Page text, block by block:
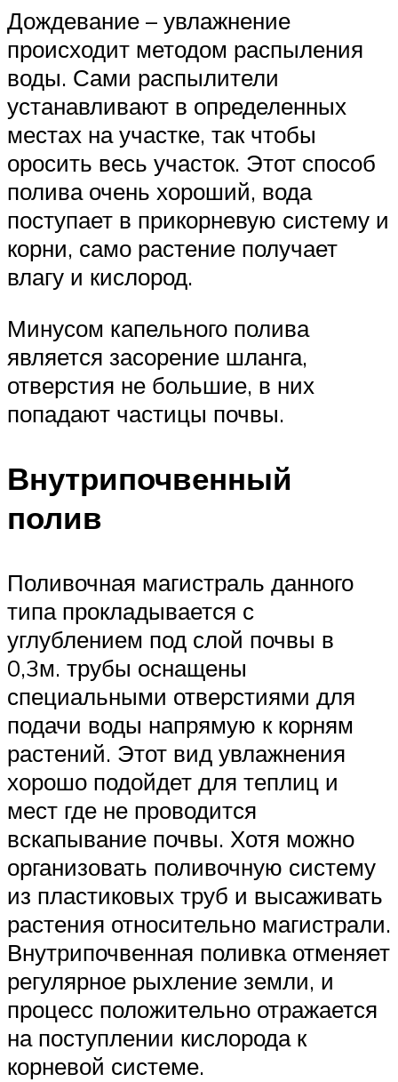
Дождевание – увлажнение
происходит методом распыления
воды. Сами распылители
устанавливают в определенных
местах на участке, так чтобы
оросить весь участок. Этот способ
полива очень хороший, вода
поступает в прикорневую систему и
корни, само растение получает
влагу и кислород.
Минусом капельного полива
является засорение шланга,
отверстия не большие, в них
попадают частицы почвы.
Внутрипочвенный
полив
Поливочная магистраль данного
типа прокладывается с
углублением под слой почвы в
0,3м. трубы оснащены
специальными отверстиями для
подачи воды напрямую к корням
растений. Этот вид увлажнения
хорошо подойдет для теплиц и
мест где не проводится
вскапывание почвы. Хотя можно
организовать поливочную систему
из пластиковых труб и высаживать
растения относительно магистрали.
Внутрипочвенная поливка отменяет
регулярное рыхление земли, и
процесс положительно отражается
на поступлении кислорода к
корневой системе.